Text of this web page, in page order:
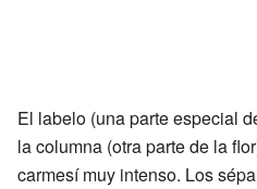
El labelo (una parte especial
la columna (otra parte de la
carmesí muy intenso. Los